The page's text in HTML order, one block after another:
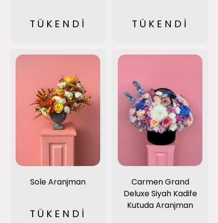
TÜKENDİ TÜKENDİ
Sole Aranjman
TÜKENDİ
Carmen Grand
Deluxe Siyah Kadife
Kutuda Aranjman